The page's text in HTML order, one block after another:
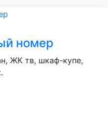
номер
ЖК тв, шкаф-купе,